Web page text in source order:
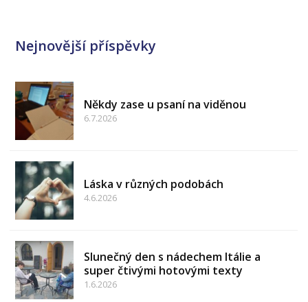
Nejnovější příspěvky
Někdy zase u psaní na viděnou
6.7.2026
Láska v různých podobách
4.6.2026
Slunečný den s nádechem Itálie a
super čtivými hotovými texty
1.6.2026